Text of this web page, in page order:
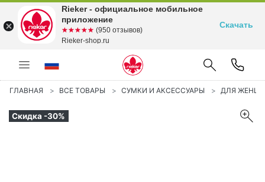
ГЛАВНАЯ ВСЕ ТОВАРЫ СУМКИ И АКСЕССУАРЫ ДЛЯ
Скидка -30%
Rieker - официальное мобильное
приложение
☆☆☆☆☆
★★★★★ (950 отзывов)
Rieker-shop.ru
Скачать